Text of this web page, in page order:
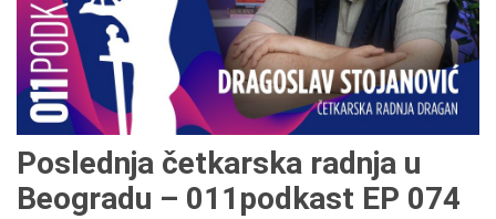
Poslednja četkarska radnja u
Beogradu – 011podkast EP 074